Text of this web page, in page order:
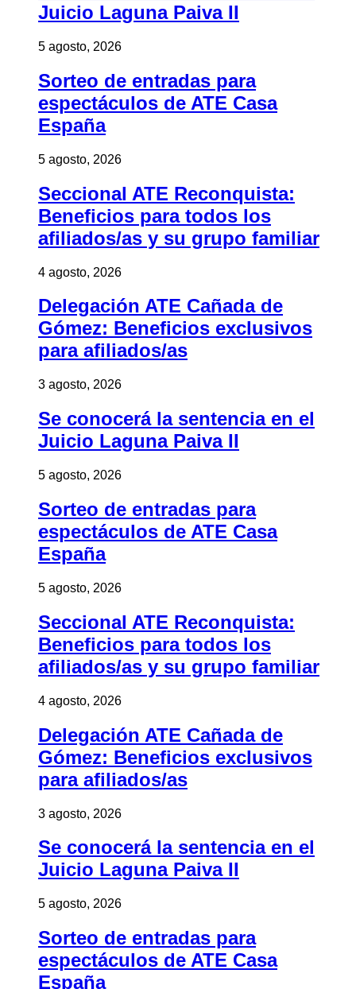
Juicio Laguna Paiva II
5 agosto, 2026
Sorteo de entradas para
espectáculos de ATE Casa
España
5 agosto, 2026
Seccional ATE Reconquista:
Beneficios para todos los
afiliados/as y su grupo familiar
4 agosto, 2026
Delegación ATE Cañada de
Gómez: Beneficios exclusivos
para afiliados/as
3 agosto, 2026
Se conocerá la sentencia en el
Juicio Laguna Paiva II
5 agosto, 2026
Sorteo de entradas para
espectáculos de ATE Casa
España
5 agosto, 2026
Seccional ATE Reconquista:
Beneficios para todos los
afiliados/as y su grupo familiar
4 agosto, 2026
Delegación ATE Cañada de
Gómez: Beneficios exclusivos
para afiliados/as
3 agosto, 2026
Se conocerá la sentencia en el
Juicio Laguna Paiva II
5 agosto, 2026
Sorteo de entradas para
espectáculos de ATE Casa
España